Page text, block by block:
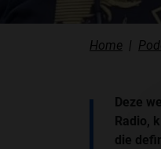
Home
Deze
Radio,
die
PODCAST